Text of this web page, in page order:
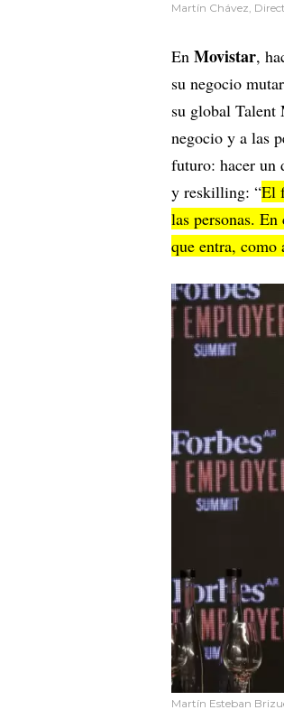
Martín Chávez,
En Movistar,
su negocio
su global Talent
negocio y a las
futuro: hacer un
y reskilling: “El
las personas.
que entra, como
Martín Esteban